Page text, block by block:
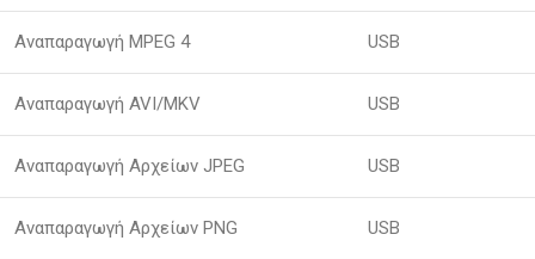
Αναπαραγωγή MPEG 4 USB
Αναπαραγωγή AVI/MKV USB
Αναπαραγωγή Αρχείων JPEG USB
Αναπαραγωγή Αρχείων PNG USB